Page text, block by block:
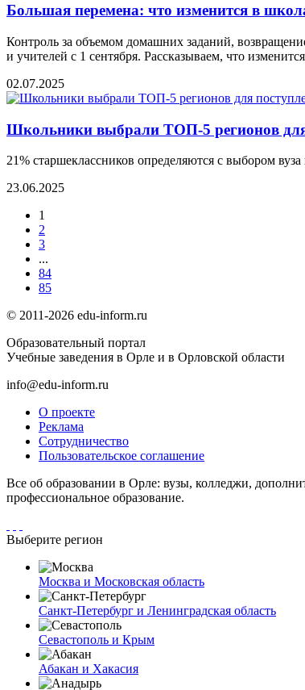
Большая перемена: что изменится в
Контроль за объемом домашних заданий,
и учителей с 1 сентября. Рассказываем, что
02.07.2025
Школьники выбрали ТОП-5 регионов
21% старшеклассников определяются с выбором
23.06.2025
1
2
3
...
84
85
© 2011-2026 edu-inform.ru
Образовательный портал
Учебные заведения в Орле и в Орловской области
info@edu-inform.ru
О проекте
Реклама
Сотрудничество
Пользовательское соглашение
Все об образовании в Орле: вузы, колледжи,
профессиональное образование.
Выберите регион
Москва и Московская область
Санкт-Петербург и Ленинградская область
Севастополь и Крым
Абакан и Хакасия